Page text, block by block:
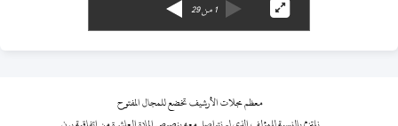
1من29
معظم مجلات الأرشيف تخضع للمجال المفتوح